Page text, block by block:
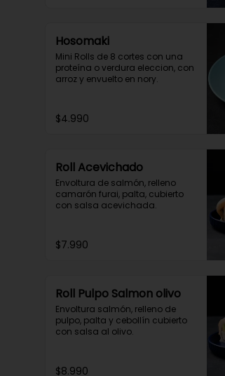
Hosomaki
Mini Rolls de 8 cortes con una
proteína o verdura eleccion, con
arroz y envuelto en nory.
$4.990
Roll Acevichado
Envoltura de salmón, relleno
camarón furai, palta, cubierto
con salsa acevichada.
$7.990
Roll Pulpo Salmon olivo
Envoltura salmón, relleno de
pulpo, palta y cebollín cubierto
con salsa al olivo.
$8.990